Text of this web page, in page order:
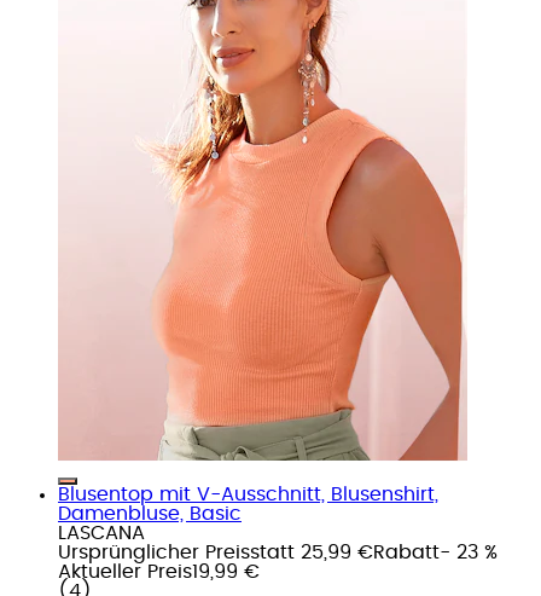
Blusentop mit V-Ausschnitt, Blusenshirt,
Damenbluse, Basic
LASCANA
Ursprünglicher Preisstatt 25,99 €Rabatt- 23 %
Aktueller Preis19,99 €
( 4 )